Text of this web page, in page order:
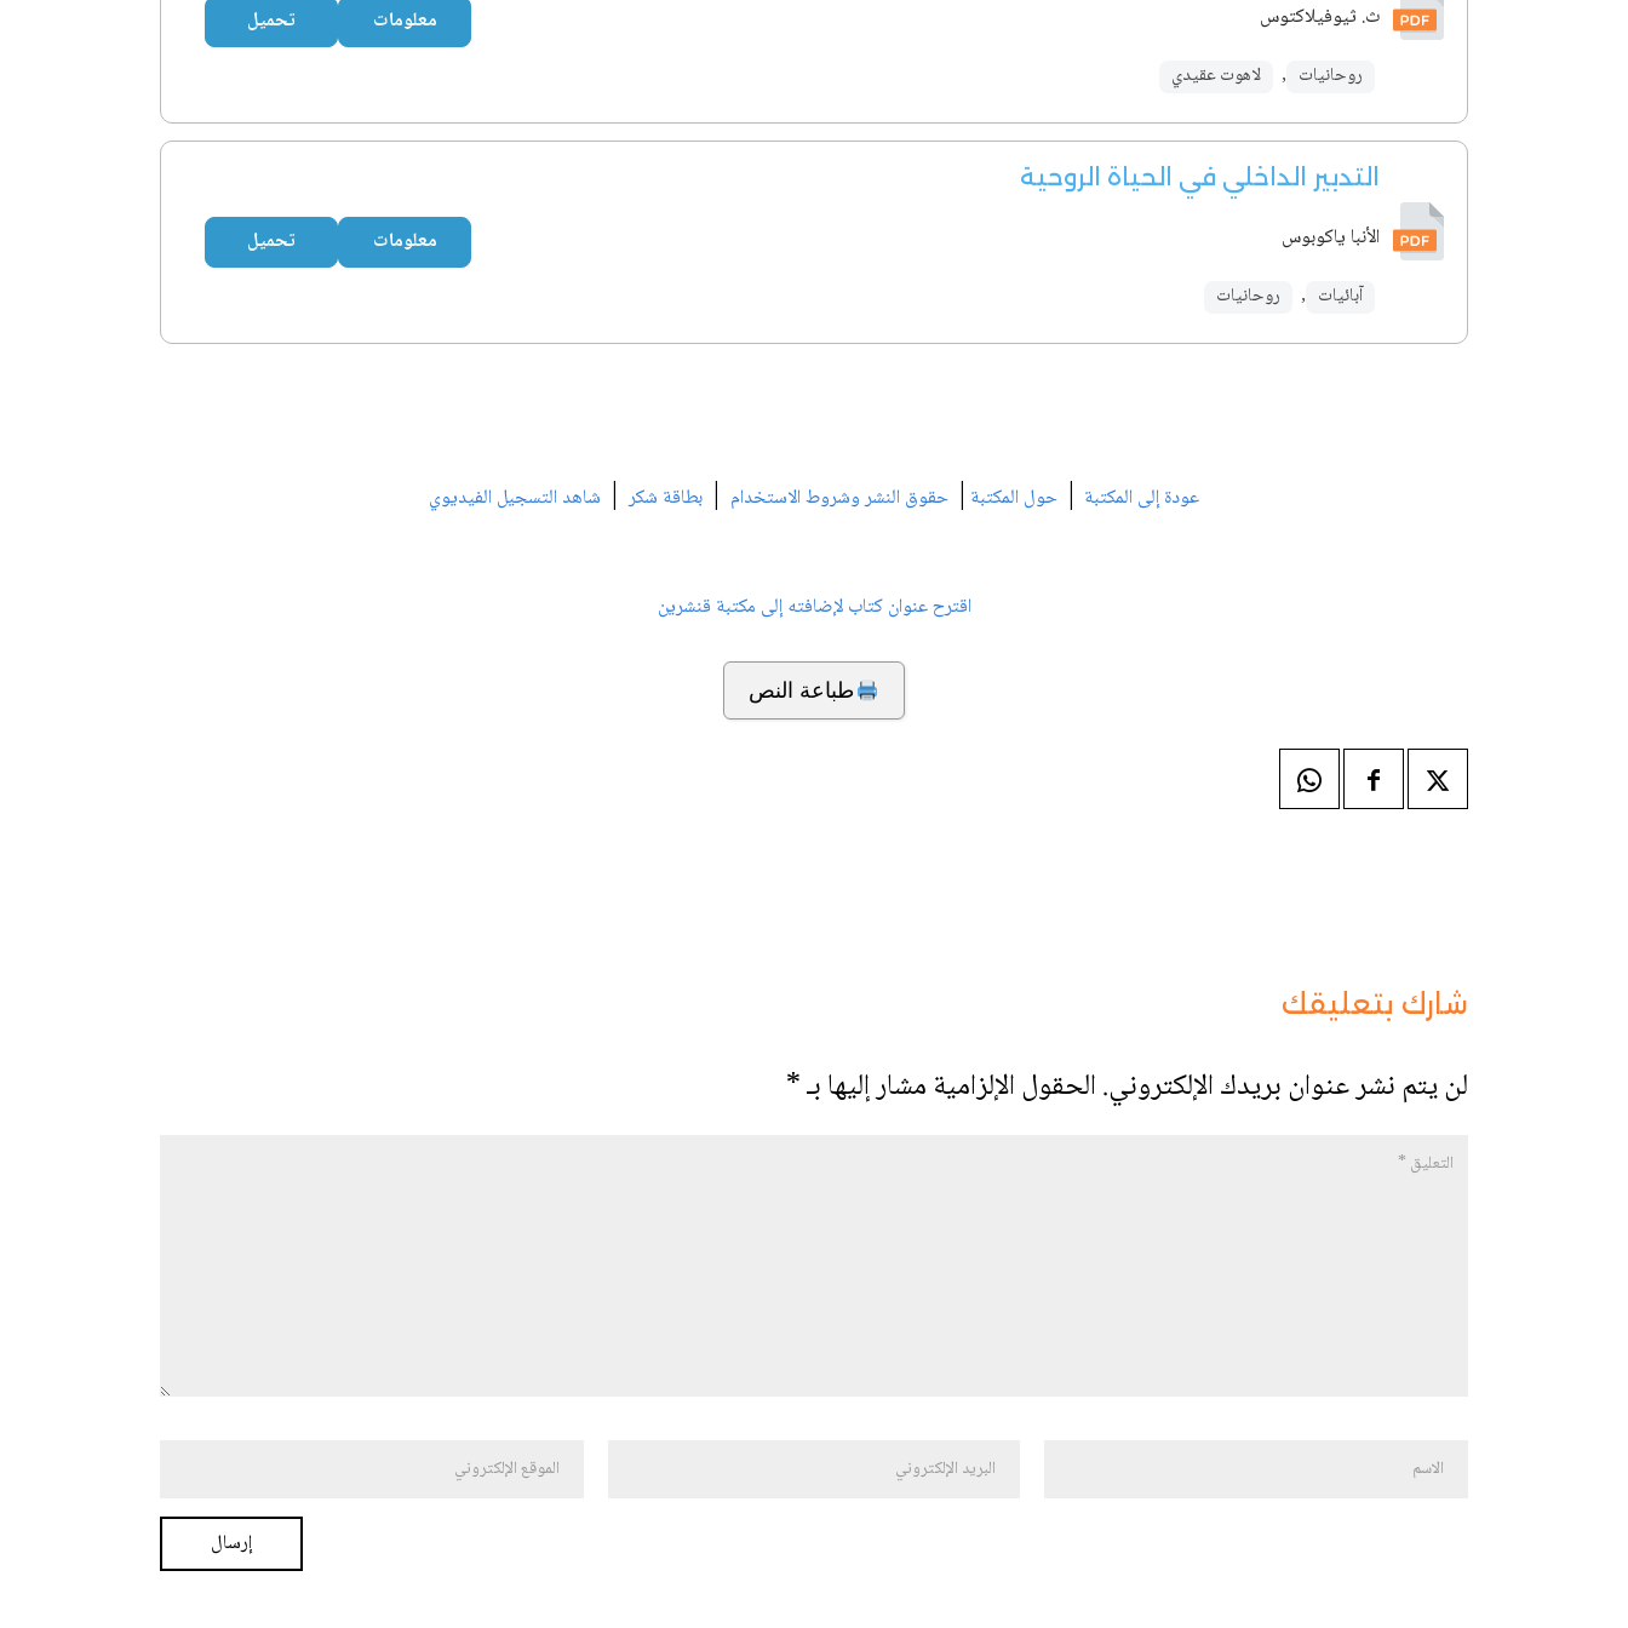
ث. ثيوفيلاكتوس
روحانيات , لاهوت عقيدي
معلومات تحميل
التدبير الداخلي في الحياة الروحية
الأنبا ياكوبوس
آبائيات , روحانيات
معلومات تحميل
عودة إلى المكتبة | حول المكتبة | حقوق النشر وشروط الاستخدام | بطاقة شكر| شاهد التسجيل الفيديوي
اقترح عنوان كتاب لإضافته إلى مكتبة قنشرين
طباعة النص
شارك بتعليقك
لن يتم نشر عنوان بريدك الإلكتروني.الحقول الإلزامية مشار إليها بـ*